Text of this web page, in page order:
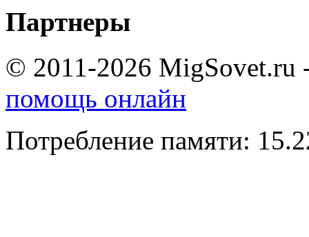
Партнеры
© 2011-2026 MigSovet.ru
помощь онлайн
Потребление памяти: